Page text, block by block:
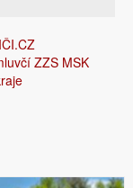
ZZS MSK